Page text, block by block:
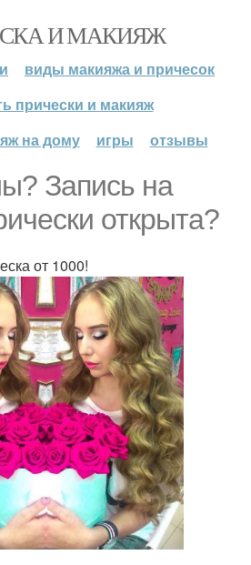
И МАКИЯЖ
виды макияжа и причесок
прически и макияж
на дому
игры отзывы
Запись на
открыта?
от 1000!